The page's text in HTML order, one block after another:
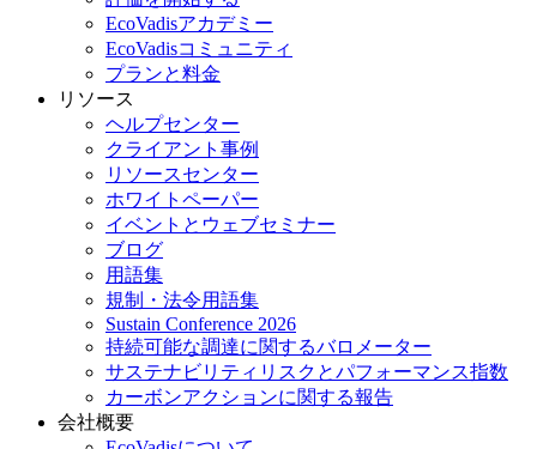
EcoVadisアカデミー
EcoVadisコミュニティ
プランと料金
リソース
ヘルプセンター
クライアント事例
リソースセンター
ホワイトペーパー
イベントとウェブセミナー
ブログ
用語集
規制・法令用語集
Sustain Conference 2026
持続可能な調達に関するバロメーター
サステナビリティリスクとパフォーマンス指数
カーボンアクションに関する報告
会社概要